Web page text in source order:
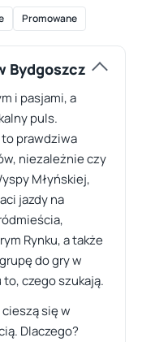
Promowane
Bydgoszcz
i pasjami, a
puls.
to prawdziwa
niezależnie czy
Młyńskiej,
jazdy na
Rynku, a także
do gry w
czego szukają.
się w
Dlaczego?